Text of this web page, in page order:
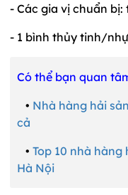
- Các gia vị chuẩn
- 1 bình thủy tinh/
Có thể bạn quan
• Nhà hàng hải
cả
• Top 10 nhà
Hà Nội